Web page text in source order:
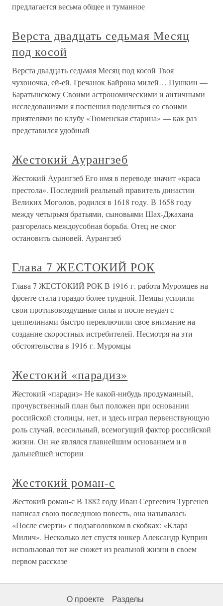
предлагается весьма общее и туманное
Верста двадцать седьмая Месяц
под косой
Верста двадцать седьмая Месяц под косой Твоя
чухоночка, ей-ей, Гречанок Байрона милей… Пушкин —
Баратынскому Своими астрономическими и античными
исследованиями я поспешил поделиться со своими
приятелями по клубу «Тюменская старина» — как раз
представился удобный
Жестокий Аурангзеб
Жестокий Аурангзеб Его имя в переводе значит «краса
престола». Последний реальный правитель династии
Великих Моголов, родился в 1618 году. В 1658 году
между четырьмя братьями, сыновьями Шах-Джахана
разгорелась междоусобная борьба. Отец не смог
остановить сыновей. Аурангзеб
Глава 7 ЖЕСТОКИЙ РОК
Глава 7 ЖЕСТОКИЙ РОК В 1916 г. работа Муромцев на
фронте стала гораздо более трудной. Немцы усилили
свои противовоздушные силы и после неудач с
цеппелинами быстро переключили свое внимание на
создание скоростных истребителей. Несмотря на эти
обстоятельства в 1916 г. Муромцы
Жестокий «парадиз»
Жестокий «парадиз» Не какой-нибудь продуманный,
прочувственный план был положен при основании
российской столицы, нет, и здесь играл первенствующую
роль случай, всесильный, всемогущий фактор российской
жизни. Он же являлся главнейшим основанием и в
дальнейшей истории
Жестокий роман-с
Жестокий роман-с В 1882 году Иван Сергеевич Тургенев
написал свою последнюю повесть, она называлась
«После смерти» с подзаголовком в скобках: «Клара
Милич». Несколько лет спустя юнкер Александр Куприн
использовал тот же сюжет из реальной жизни в своем
первом рассказе
О проекте Разделы